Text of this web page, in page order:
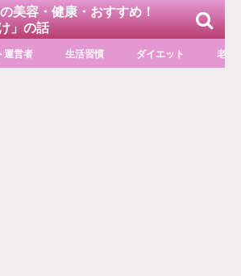
美容・健康・おすすめ！
」の話
運営者 生活習慣 ダイエット 老化